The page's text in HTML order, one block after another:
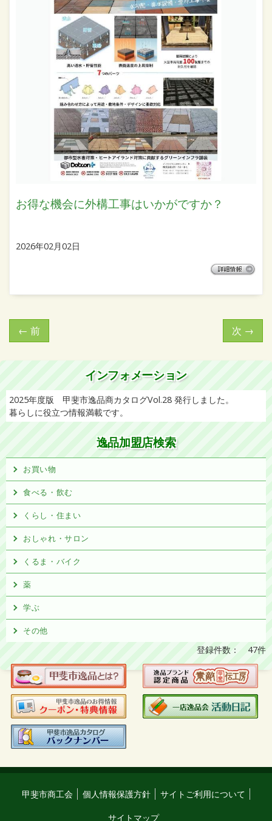
お得な機会に外構工事はいかがですか？
2026年02月02日
← 前 次 →
インフォメーション
2025年度版 甲斐市逸品商カタログVol.28 発行しました。
暮らしに役立つ情報満載です。
逸品加盟店検索
お買い物
食べる・飲む
くらし・住まい
おしゃれ・サロン
くるま・バイク
薬
学ぶ
その他
登録件数： 47件
甲斐市商工会 個人情報保護方針 サイトご利用について
サイトマップ